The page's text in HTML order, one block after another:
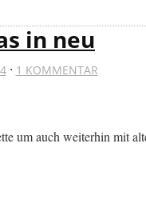
in neu
· 1 KOMMENTAR
um auch weiterhin mit